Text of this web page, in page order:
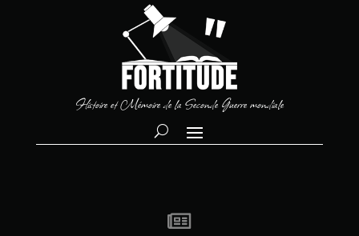
Histoire et Mémoire de la Seconde Guerre mondiale
